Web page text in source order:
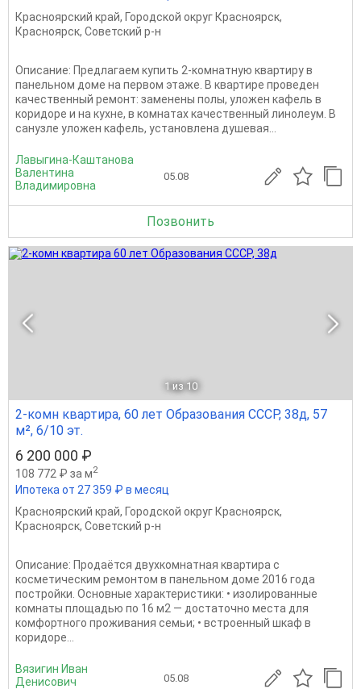
Красноярский край, Городской округ Красноярск,
Красноярск, Советский р-н
Описание: Предлагаем купить 2-комнатную квартиру в
панельном доме на первом этаже. В квартире проведен
качественный ремонт: заменены полы, уложен кафель в
коридоре и на кухне, в комнатах качественный линолеум. В
санузле уложен кафель, установлена душевая...
Лавыгина-Каштанова
Валентина
Владимировна
05.08
Позвонить
1 из 10
2-комн квартира, 60 лет Образования СССР, 38д, 57
м², 6/10 эт.
6 200 000 ₽
108 772 ₽ за м2
Ипотека от 27 359 ₽ в месяц
Красноярский край, Городской округ Красноярск,
Красноярск, Советский р-н
Описание: Продаётся двухкомнатная квартира с
косметическим ремонтом в панельном доме 2016 года
постройки. Основные характеристики: • изолированные
комнаты площадью по 16 м2 — достаточно места для
комфортного проживания семьи; • встроенный шкаф в
коридоре...
Вязигин Иван
Денисович
05.08